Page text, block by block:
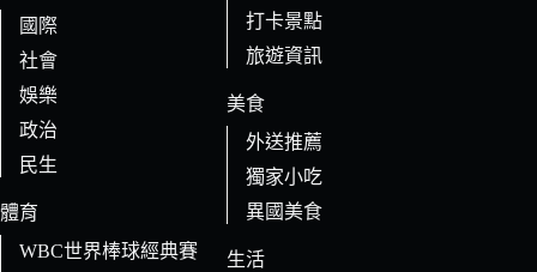
國際
社會
娛樂
政治
民生
體育
WBC世界棒球經典賽
打卡景點
旅遊資訊
美食
外送推薦
獨家小吃
異國美食
生活